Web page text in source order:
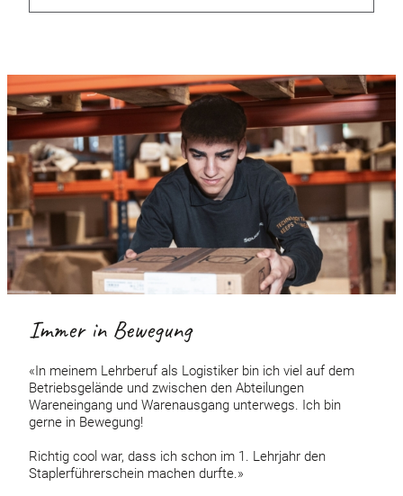
Immer in Bewegung
«In meinem Lehrberuf als Logistiker bin ich viel auf dem
Betriebsgelände und zwischen den Abteilungen
Wareneingang und Warenausgang unterwegs. Ich bin
gerne in Bewegung!
Richtig cool war, dass ich schon im 1. Lehrjahr den
Staplerführerschein machen durfte.»